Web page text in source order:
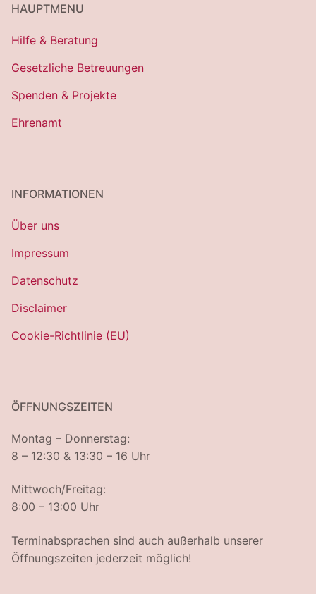
HAUPTMENU
Hilfe & Beratung
Gesetzliche Betreuungen
Spenden & Projekte
Ehrenamt
INFORMATIONEN
Über uns
Impressum
Datenschutz
Disclaimer
Cookie-Richtlinie (EU)
ÖFFNUNGSZEITEN
Montag – Donnerstag:
8 – 12:30 & 13:30 – 16 Uhr
Mittwoch/Freitag:
8:00 – 13:00 Uhr
Terminabsprachen sind auch außerhalb unserer
Öffnungszeiten jederzeit möglich!